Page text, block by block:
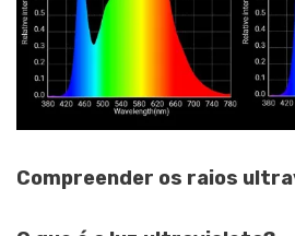
Compreender os raios